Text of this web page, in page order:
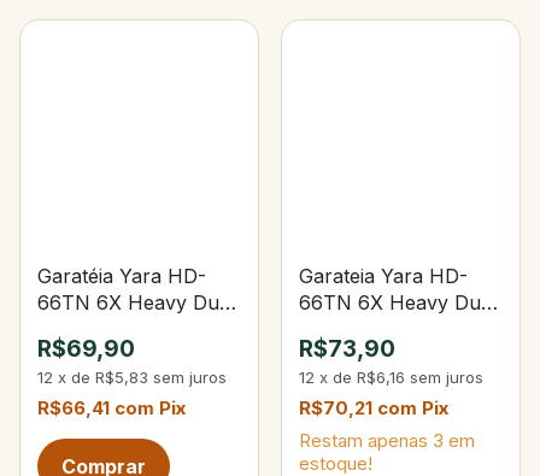
Garatéia Yara HD-
66TN 6X Heavy Duty
R$69,90
12 x de R$5,83 sem juros
R$66,41 com Pix
Garateia Yara HD-
66TN 6X Heavy Duty
R$73,90
12 x de R$6,16 sem juros
R$70,21 com Pix
Restam apenas 3 em
estoque!